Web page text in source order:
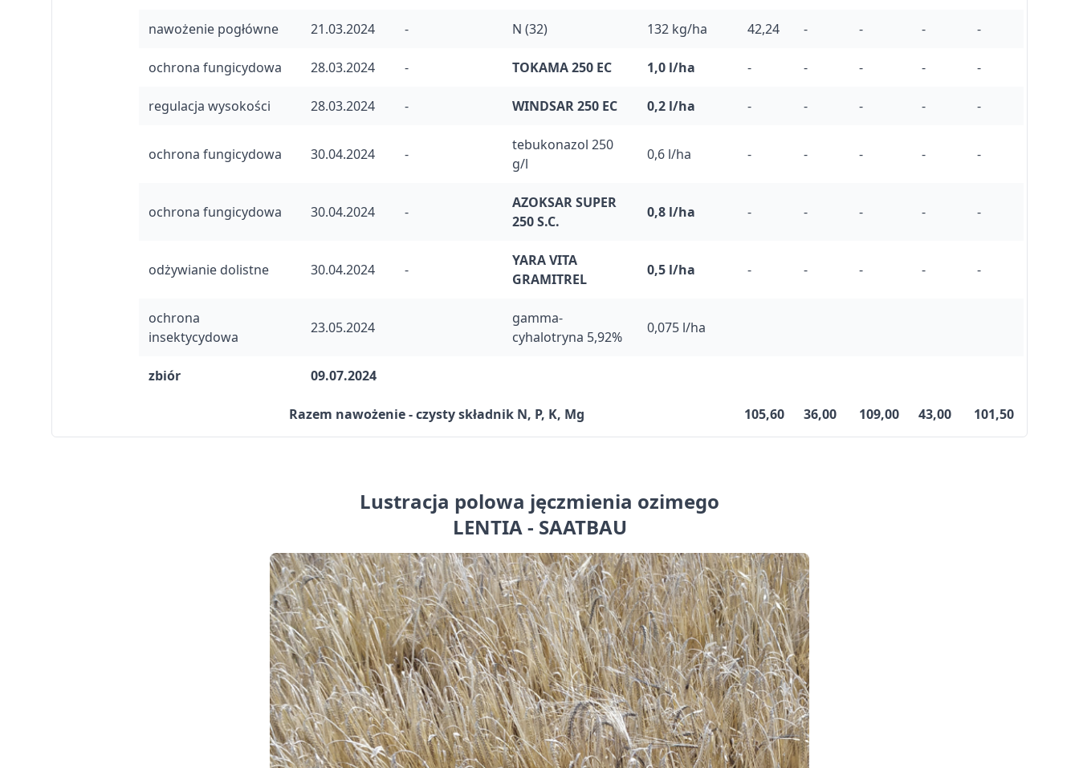
nawożenie pogłówne 21.03.2024 - N (32) 132 kg/ha 42,24 - - - -
ochrona fungicydowa 28.03.2024 - TOKAMA 250 EC 1,0 l/ha - - - - -
regulacja wysokości 28.03.2024 - WINDSAR 250 EC 0,2 l/ha - - - - -
ochrona fungicydowa 30.04.2024 -
tebukonazol 250
g/l
0,6 l/ha - - - - -
ochrona fungicydowa 30.04.2024 -
AZOKSAR SUPER
250 S.C.
0,8 l/ha - - - - -
odżywianie dolistne 30.04.2024 -
YARA VITA
GRAMITREL
0,5 l/ha - - - - -
ochrona
insektycydowa
23.05.2024
gamma-
cyhalotryna 5,92%
0,075 l/ha
zbiór 09.07.2024
Razem nawożenie - czysty składnik N, P, K, Mg 105,60 36,00 109,00 43,00 101,50
Lustracja polowa jęczmienia ozimego
LENTIA - SAATBAU